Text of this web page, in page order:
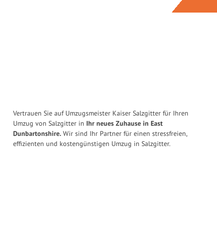
Vertrauen Sie auf Umzugsmeister Kaiser Salzgitter für Ihren
Umzug von Salzgitter in Ihr neues Zuhause in East
Dunbartonshire. Wir sind Ihr Partner für einen stressfreien,
effizienten und kostengünstigen Umzug in Salzgitter.